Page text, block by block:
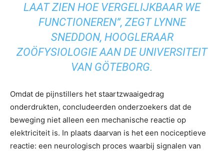
LAAT ZIEN HOE VERGELIJKBAAR WE
FUNCTIONEREN”, ZEGT LYNNE
SNEDDON, HOOGLERAAR
ZOÖFYSIOLOGIE AAN DE UNIVERSITEIT
VAN GÖTEBORG.
Omdat de pijnstillers het staartzwaaigedrag
onderdrukten, concludeerden onderzoekers dat de
beweging niet alleen een mechanische reactie op
elektriciteit is. In plaats daarvan is het een nociceptieve
reactie: een neurologisch proces waarbij signalen van